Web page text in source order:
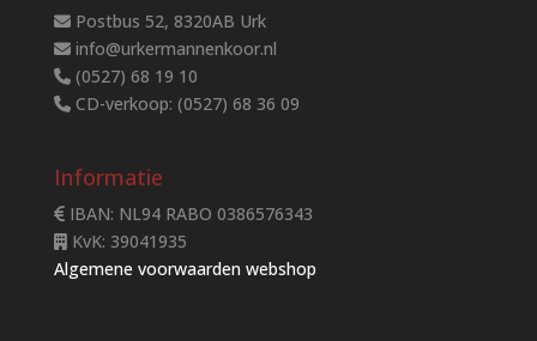
Postbus 52, 8320AB Urk
info@urkermannenkoor.nl
(0527) 68 19 10
CD-verkoop: (0527) 68 36 09
Informatie
IBAN: NL94 RABO 0386576343
KvK: 39041935
Algemene voorwaarden webshop